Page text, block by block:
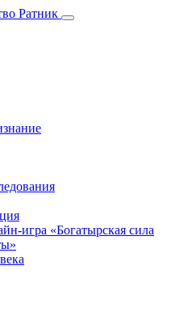
игра «Богатырская сила